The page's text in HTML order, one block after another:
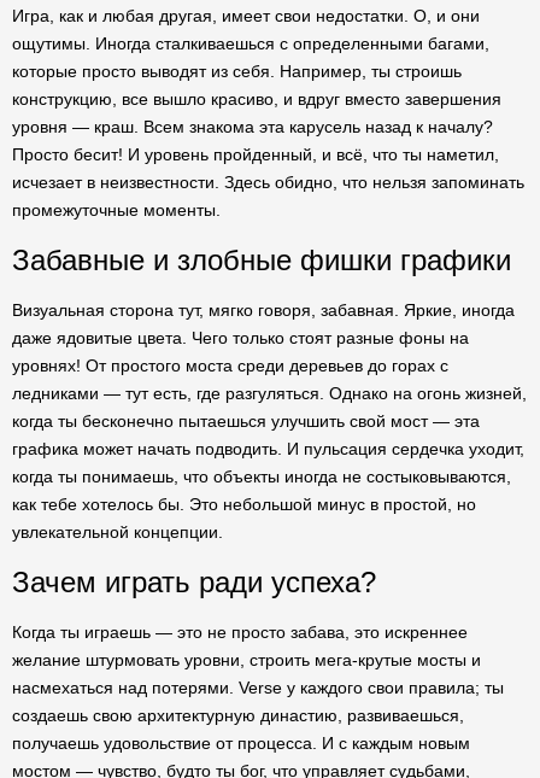
Игра, как и любая другая, имеет свои недостатки. О, и они
ощутимы. Иногда сталкиваешься с определенными багами,
которые просто выводят из себя. Например, ты строишь
конструкцию, все вышло красиво, и вдруг вместо завершения
уровня — краш. Всем знакома эта карусель назад к началу?
Просто бесит! И уровень пройденный, и всё, что ты наметил,
исчезает в неизвестности. Здесь обидно, что нельзя запоминать
промежуточные моменты.
Забавные и злобные фишки графики
Визуальная сторона тут, мягко говоря, забавная. Яркие, иногда
даже ядовитые цвета. Чего только стоят разные фоны на
уровнях! От простого моста среди деревьев до горах с
ледниками — тут есть, где разгуляться. Однако на огонь жизней,
когда ты бесконечно пытаешься улучшить свой мост — эта
графика может начать подводить. И пульсация сердечка уходит,
когда ты понимаешь, что объекты иногда не состыковываются,
как тебе хотелось бы. Это небольшой минус в простой, но
увлекательной концепции.
Зачем играть ради успеха?
Когда ты играешь — это не просто забава, это искреннее
желание штурмовать уровни, строить мега-крутые мосты и
насмехаться над потерями. Verse у каждого свои правила; ты
создаешь свою архитектурную династию, развиваешься,
получаешь удовольствие от процесса. И с каждым новым
мостом — чувство, будто ты бог, что управляет судьбами,